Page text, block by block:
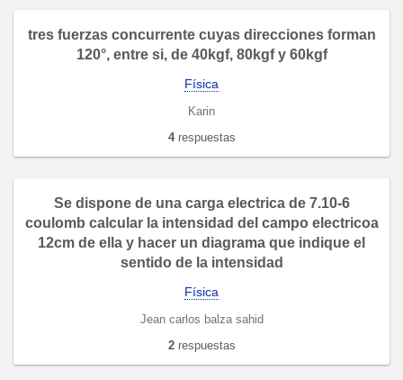
tres fuerzas concurrente cuyas direcciones forman
120°, entre si, de 40kgf, 80kgf y 60kgf
Física
Karin
4respuestas
Se dispone de una carga electrica de 7.10-6
coulomb calcular la intensidad del campo electricoa
12cm de ella y hacer un diagrama que indique el
sentido de la intensidad
Física
Jean carlos balza sahid
2respuestas